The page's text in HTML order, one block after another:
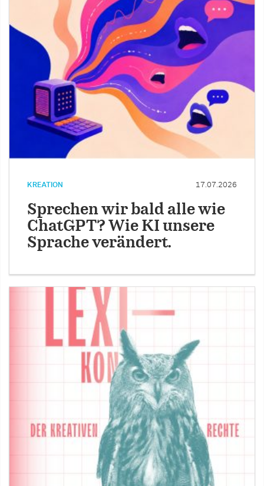
KREATION 17.07.2026
Sprechen wir bald alle wie
ChatGPT? Wie KI unsere
Sprache verändert.